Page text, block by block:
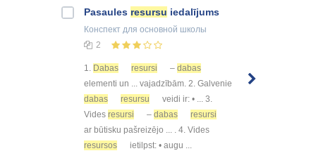
Pasaules resursu iedalījums
Конспект для основной школы
2
1. Dabas resursi – dabas
elementi un ... vajadzībām. 2. Galvenie
dabas
resursu
veidi ir: • ... 3.
Vides resursi – dabas
resursi
ar būtisku pašreizējo ... . 4. Vides
resursos
ietilpst: • augu ...